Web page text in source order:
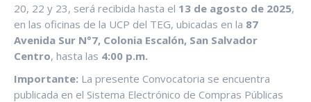
20, 22 y 23, será recibida hasta el 13 de agosto de 2025,
en las oficinas de la UCP del TEG, ubicadas en la 87
Avenida Sur N°7, Colonia Escalón, San Salvador
Centro, hasta las 4:00 p.m.
Importante: La presente Convocatoria se encuentra
publicada en el Sistema Electrónico de Compras Públicas